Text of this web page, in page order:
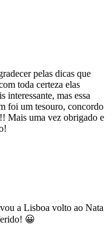
pelas dicas que
toda certeza elas
interessante, mas essa
foi um tesouro, concordo
Mais uma vez obrigado e
a Lisboa volto ao Nata
😀